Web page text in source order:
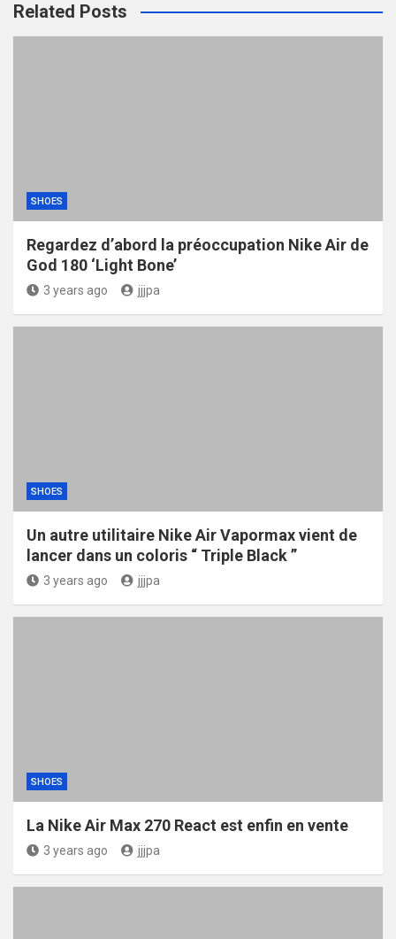
Related Posts
SHOES
Regardez d’abord la préoccupation Nike Air de
God 180 ‘Light Bone’
3 years ago jjjpa
SHOES
Un autre utilitaire Nike Air Vapormax vient de
lancer dans un coloris “ Triple Black ”
3 years ago jjjpa
SHOES
La Nike Air Max 270 React est enfin en vente
3 years ago jjjpa